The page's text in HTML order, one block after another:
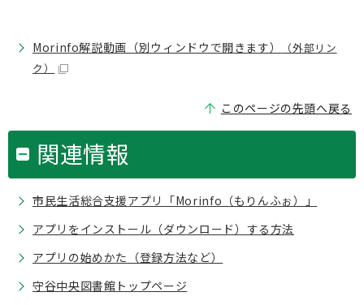
Morinfo解説動画（別ウィンドウで開きます）
（外部リン
ク）
このページの先頭へ戻る
関連情報
市民生活総合支援アプリ「Morinfo（もりんふぉ）」
アプリをインストール（ダウンロード）する方法
アプリの始めかた（登録方法など）
守谷中央図書館トップページ